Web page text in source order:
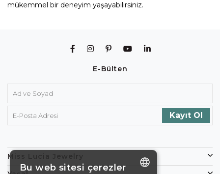
mükemmel bir deneyim yaşayabilirsiniz.
E-Bülten
Miss Lucia Jewelry
Bu web sitesi çerezler